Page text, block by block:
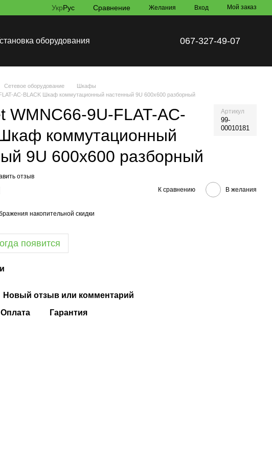
УкрРус Сравнение Желания Вход Мой заказ
оборудования 067-327-49-07
Сетевое оборудование
Шкафы
AC-BLACK Шкаф коммутационный настенный 9U 600x600 разборный
WMNC66-9U-FLAT-AC-
коммутационный
9U 600x600 разборный
Артикул
99-
00010181
отзыв
К сравнению В желания
накопительной скидки
появится
Новый отзыв или комментарий
Оплата Гарантия